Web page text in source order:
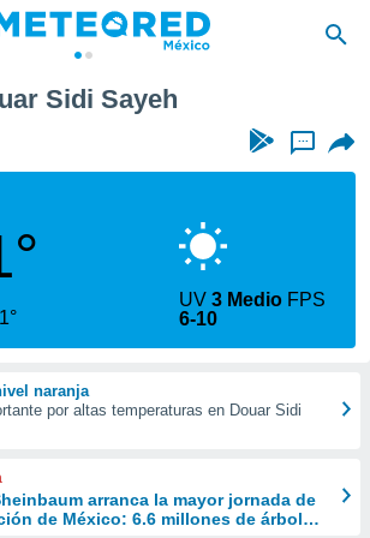
Sidi Sayeh
...
UV3 Medio FPS
6-10
naranja
por altas temperaturas en Douar Sidi
arranca la mayor jornada de
de México: 6.6 millones de árboles